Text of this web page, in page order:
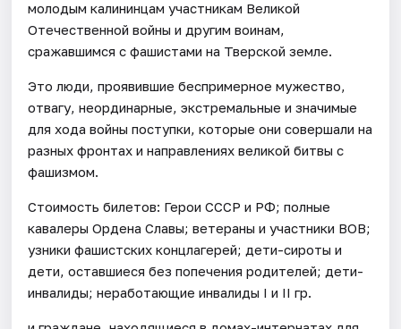
молодым калининцам участникам Великой
Отечественной войны и другим воинам,
сражавшимся с фашистами на Тверской земле.
Это люди, проявившие беспримерное мужество,
отвагу, неординарные, экстремальные и значимые
для хода войны поступки, которые они совершали на
разных фронтах и направлениях великой битвы с
фашизмом.
Стоимость билетов: Герои СССР и РФ; полные
кавалеры Ордена Славы; ветераны и участники ВОВ;
узники фашистских концлагерей; дети-сироты и
дети, оставшиеся без попечения родителей; дети-
инвалиды; неработающие инвалиды I и II гр.